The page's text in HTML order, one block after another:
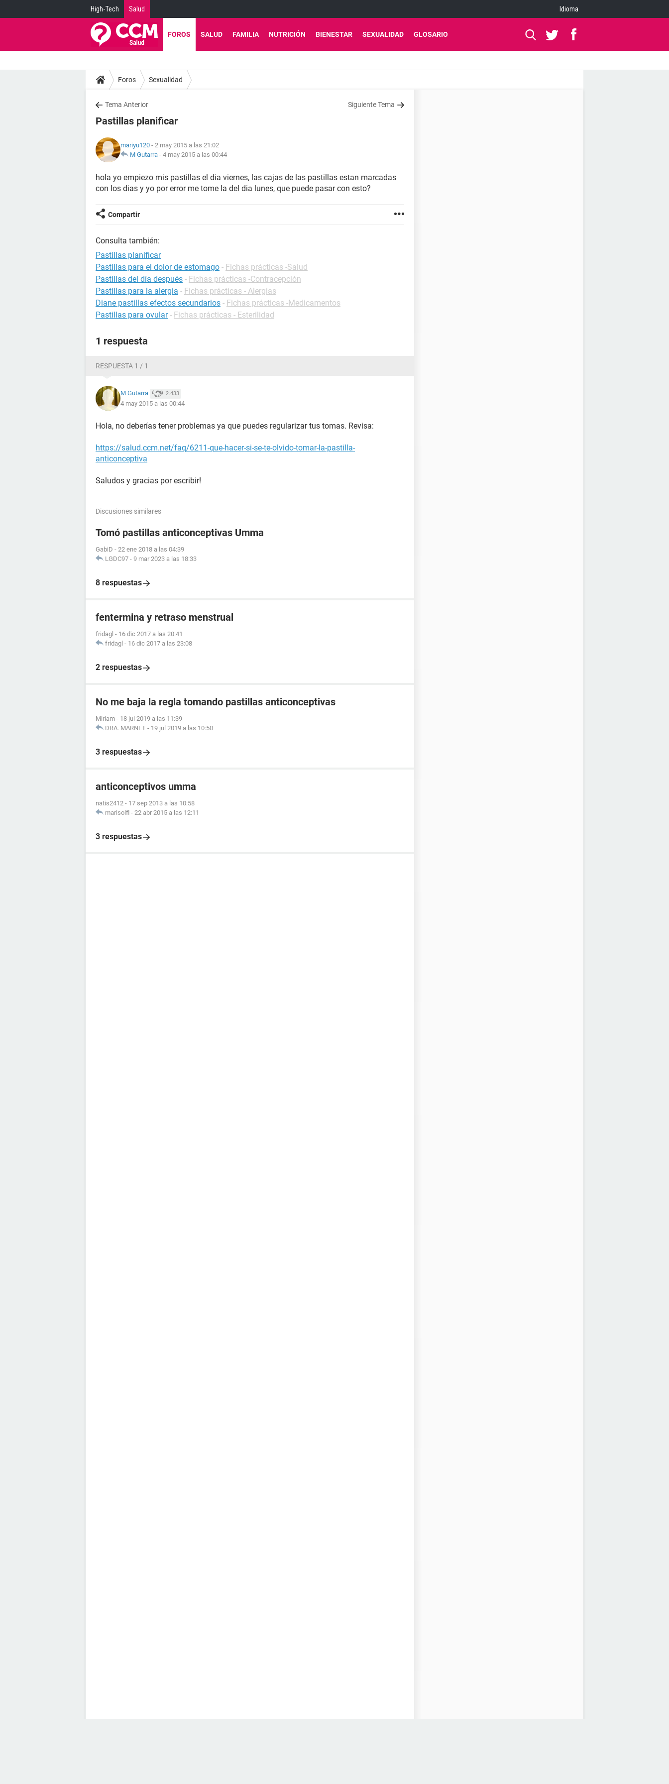
High-Tech Salud Idioma
FOROS SALUD FAMILIA NUTRICIÓN BIENESTAR SEXUALIDAD GLOSARIO
Foros Sexualidad
Tema Anterior Siguiente Tema
Pastillas planificar
mariyu120 - 2 may 2015 a las 21:02
M Gutarra - 4 may 2015 a las 00:44
hola yo empiezo mis pastillas el dia viernes, las cajas de las pastillas estan marcadas
con los dias y yo por error me tome la del dia lunes, que puede pasar con esto?
Compartir
Consulta también:
Pastillas planificar
Pastillas para el dolor de estomago - Fichas prácticas -Salud
Pastillas del día después - Fichas prácticas -Contracepción
Pastillas para la alergia - Fichas prácticas - Alergias
Diane pastillas efectos secundarios - Fichas prácticas -Medicamentos
Pastillas para ovular - Fichas prácticas - Esterilidad
1 respuesta
RESPUESTA 1 / 1
M Gutarra 2.433
4 may 2015 a las 00:44
Hola, no deberías tener problemas ya que puedes regularizar tus tomas. Revisa:
https://salud.ccm.net/faq/6211-que-hacer-si-se-te-olvido-tomar-la-pastilla-
anticonceptiva
Saludos y gracias por escribir!
Discusiones similares
Tomó pastillas anticonceptivas Umma
GabiD - 22 ene 2018 a las 04:39
LGDC97 - 9 mar 2023 a las 18:33
8 respuestas
fentermina y retraso menstrual
fridagl - 16 dic 2017 a las 20:41
fridagl - 16 dic 2017 a las 23:08
2 respuestas
No me baja la regla tomando pastillas anticonceptivas
Miriam - 18 jul 2019 a las 11:39
DRA. MARNET - 19 jul 2019 a las 10:50
3 respuestas
anticonceptivos umma
natis2412 - 17 sep 2013 a las 10:58
marisolfl - 22 abr 2015 a las 12:11
3 respuestas